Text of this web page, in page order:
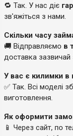
🔁 Так. У нас діє
зв'яжіться з нами.
Скільки часу
🚚 Відправляємо в
доставка зазвичай
У вас є килимки в
✅ Так. Всі моделі
виготовлення.
Як оформити
📱 Через сайт, по